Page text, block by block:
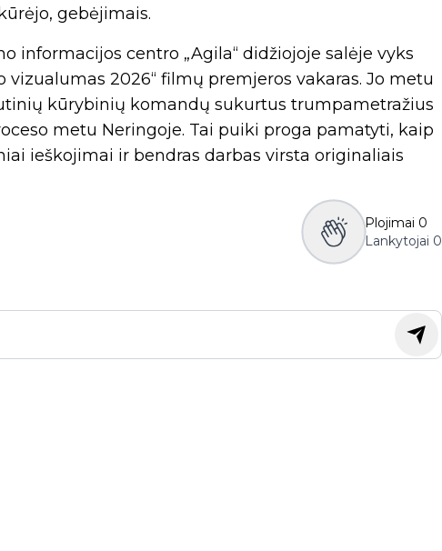
gebėjimais.
informacijos centro „Agila“ didžiojoje salėje vyks
vizualumas 2026“ filmų premjeros vakaras. Jo metu
kūrybinių komandų sukurtus trumpametražius
metu Neringoje. Tai puiki proga pamatyti, kaip
ieškojimai ir bendras darbas virsta originaliais
Plojimai 0
Lankytojai 0